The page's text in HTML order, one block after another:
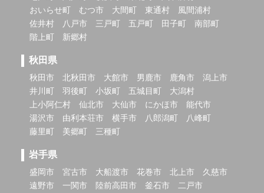
おいらせ町
むつ市 大間町 東通村
風間浦村
佐井村
八戸市 三戸町 五戸町 田子町
南部町
階上町
新郷村
秋田県
秋田市 北秋田市 大館市 男鹿市 鹿角市
潟上市
井川町
羽後町 小坂町 五城目町
大潟村
上小阿仁村
仙北市 大仙市 にかほ市
能代市
湯沢市
由利本荘市 横手市 八郎潟町
八峰町
藤里町
美郷町 三種町
岩手県
盛岡市 宮古市 大船渡市 花巻市 北上市
久慈市
遠野市
一関市 陸前高田市 釜石市
二戸市